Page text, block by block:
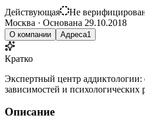
Действующая
Не
Москва · Основана 29.10.2018
О компании Адреса1
Кратко
Экспертный центр
зависимостей и психологических
Описание